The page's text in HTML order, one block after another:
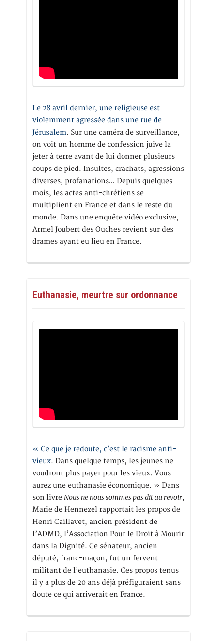
Le 28 avril dernier, une religieuse est
violemment agressée dans une rue de
Jérusalem. Sur une caméra de surveillance,
on voit un homme de confession juive la
jeter à terre avant de lui donner plusieurs
coups de pied. Insultes, crachats, agressions
diverses, profanations… Depuis quelques
mois, les actes anti-chrétiens se
multiplient en France et dans le reste du
monde. Dans une enquête vidéo exclusive,
Armel Joubert des Ouches revient sur des
drames ayant eu lieu en France.
Euthanasie, meurtre sur ordonnance
« Ce que je redoute, c’est le racisme anti-
vieux. Dans quelque temps, les jeunes ne
voudront plus payer pour les vieux. Vous
aurez une euthanasie économique. » Dans
son livre Nous ne nous sommes pas dit au revoir,
Marie de Hennezel rapportait les propos de
Henri Caillavet, ancien président de
l’ADMD, l’Association Pour le Droit à Mourir
dans la Dignité. Ce sénateur, ancien
député, franc-maçon, fut un fervent
militant de l’euthanasie. Ces propos tenus
il y a plus de 20 ans déjà préfiguraient sans
doute ce qui arriverait en France.